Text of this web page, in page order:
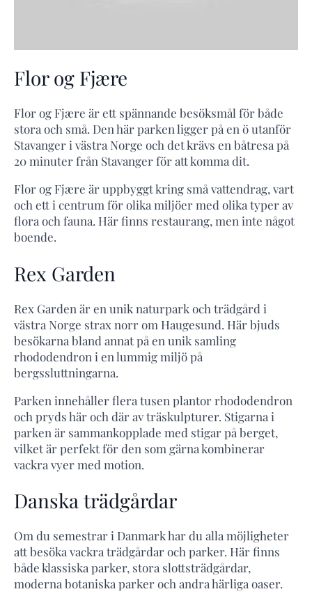
Flor og Fjære
Flor og Fjære är ett spännande besöksmål för både
stora och små. Den här parken ligger på en ö utanför
Stavanger i västra Norge och det krävs en båtresa på
20 minuter från Stavanger för att komma dit.
Flor og Fjære är uppbyggt kring små vattendrag, vart
och ett i centrum för olika miljöer med olika typer av
flora och fauna. Här finns restaurang, men inte något
boende.
Rex Garden
Rex Garden är en unik naturpark och trädgård i
västra Norge strax norr om Haugesund. Här bjuds
besökarna bland annat på en unik samling
rhododendron i en lummig miljö på
bergssluttningarna.
Parken innehåller flera tusen plantor rhododendron
och pryds här och där av träskulpturer. Stigarna i
parken är sammankopplade med stigar på berget,
vilket är perfekt för den som gärna kombinerar
vackra vyer med motion.
Danska trädgårdar
Om du semestrar i Danmark har du alla möjligheter
att besöka vackra trädgårdar och parker. Här finns
både klassiska parker, stora slottsträdgårdar,
moderna botaniska parker och andra härliga oaser.